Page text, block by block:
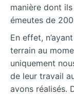
manière dont
émeutes de
En effet,
terrain au
uniquement
de leur travail
avons réalisés.